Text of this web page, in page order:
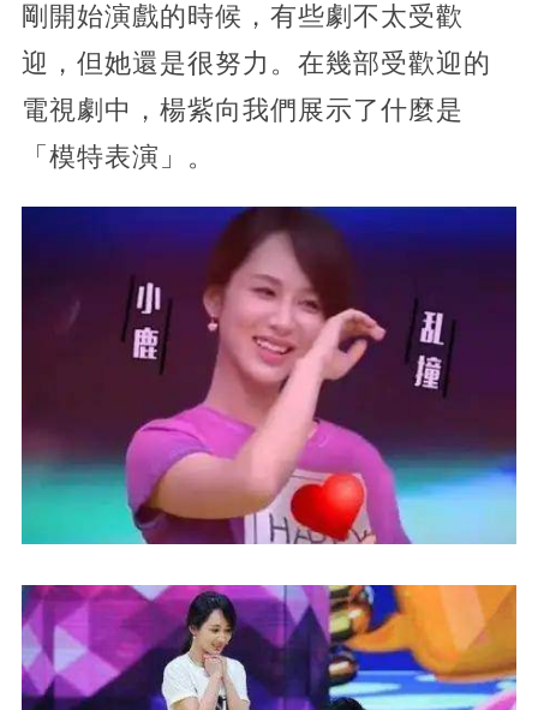
剛開始演戲的時候，有些劇不太受歡
迎，但她還是很努力。在幾部受歡迎的
電視劇中，楊紫向我們展示了什麼是
「模特表演」。